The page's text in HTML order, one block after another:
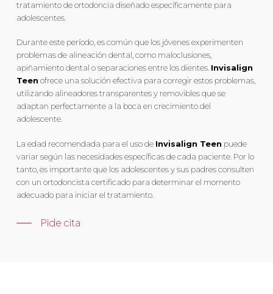
tratamiento de ortodoncia diseñado específicamente para
adolescentes.
Durante este período, es común que los jóvenes experimenten
problemas de alineación dental, como maloclusiones,
apiñamiento dental o separaciones entre los dientes. Invisalign
Teen ofrece una solución efectiva para corregir estos problemas,
utilizando alineadores transparentes y removibles que se
adaptan perfectamente a la boca en crecimiento del
adolescente.
La edad recomendada para el uso de Invisalign Teen puede
variar según las necesidades específicas de cada paciente. Por lo
tanto, es importante que los adolescentes y sus padres consulten
con un ortodoncista certificado para determinar el momento
adecuado para iniciar el tratamiento.
Pide cita